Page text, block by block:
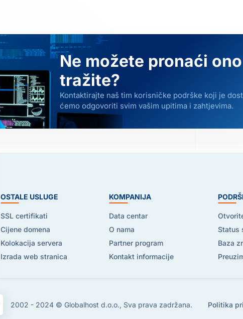
Ne možete pronaći
tražite?
Kontaktirajte naš tim korisničke podrške koji je
ćemo odgovoriti svim vašim upitima i zahtjevima.
OSTALE USLUGE
SSL certifikati
Cijene domena
Kolokacija servera
Izrada web stranica
KOMPANIJA
Data centar
O nama
Partner program
Kontakt informacije
Status
Baza
2002 - 2024 © Globalhost d.o.o., Sva prava zadržana. Politika